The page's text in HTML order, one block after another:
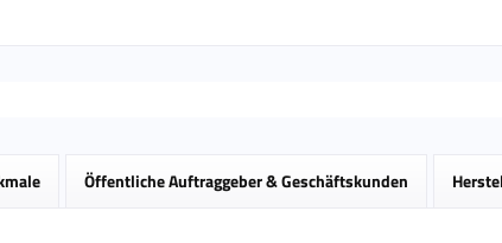
Öffentliche Auftraggeber & Geschäftskunden